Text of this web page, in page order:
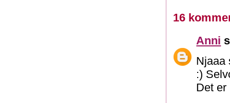
16
Anni
Njaaa
:)
Det er